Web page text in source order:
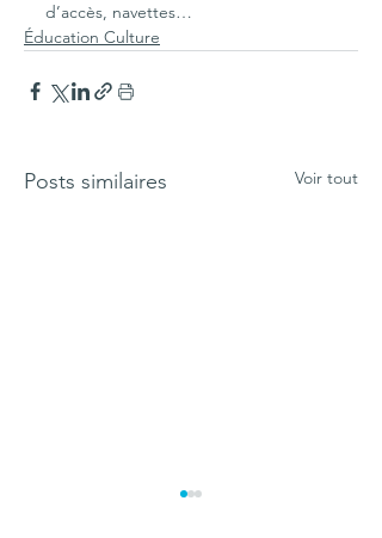
d’accès, navettes…
Éducation Culture
Posts similaires Voir tout